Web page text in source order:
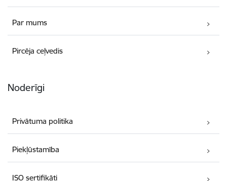
Par mums
Pircēja ceļvedis
Noderīgi
Privātuma politika
Piekļūstamība
ISO sertifikāti